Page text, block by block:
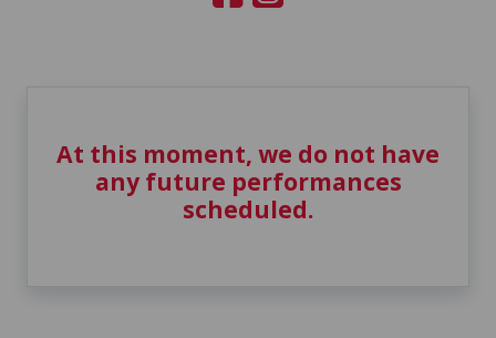
At this moment, we do not have
any future performances
scheduled.